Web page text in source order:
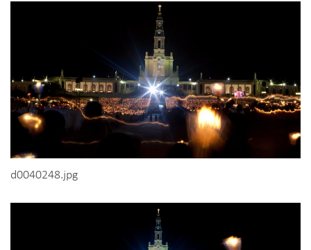
d0040248.jpg